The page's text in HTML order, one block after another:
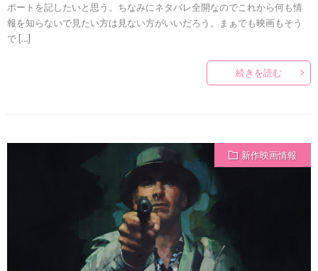
ポートを記したいと思う。ちなみにネタバレ全開なのでこれから何も情
報を知らないで見たい方は見ない方がいいだろう。まぁでも映画もそう
で […]
続きを読む
新作映画情報